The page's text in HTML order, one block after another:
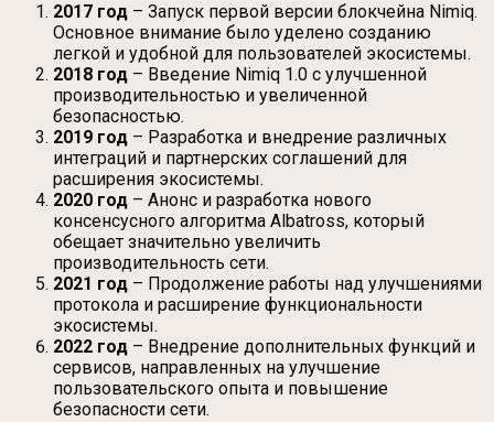
2017 год – Запуск первой версии блокчейна Nimiq.
Основное внимание было уделено созданию
легкой и удобной для пользователей экосистемы.
2018 год – Введение Nimiq 1.0 с улучшенной
производительностью и увеличенной
безопасностью.
2019 год – Разработка и внедрение различных
интеграций и партнерских соглашений для
расширения экосистемы.
2020 год – Анонс и разработка нового
консенсусного алгоритма Albatross, который
обещает значительно увеличить
производительность сети.
2021 год – Продолжение работы над улучшениями
протокола и расширение функциональности
экосистемы.
2022 год – Внедрение дополнительных функций и
сервисов, направленных на улучшение
пользовательского опыта и повышение
безопасности сети.